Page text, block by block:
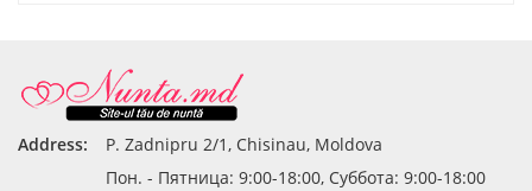
Address:
P. Zadnipru 2/1, Chisinau, Moldova
Пон. - Пятница: 9:00-18:00, Суббота: 9:00-18:00